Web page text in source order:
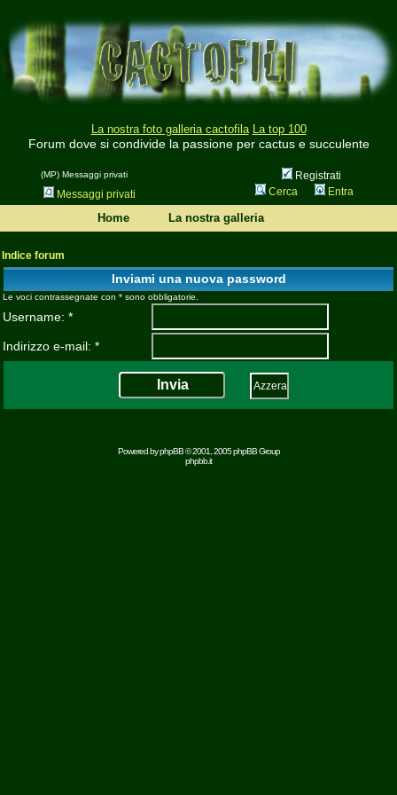
La nostra foto galleria cactofila La top 100
Forum dove si condivide la passione per cactus e succulente
(MP) Messaggi privati
Registrati
Messaggi privati
Cerca Entra
Home La nostra galleria
Indice forum
Inviami una nuova password
Le voci contrassegnate con * sono obbligatorie.
Username: *
Indirizzo e-mail: *
Powered byphpBB© 2001, 2005 phpBB Group
phpbb.it